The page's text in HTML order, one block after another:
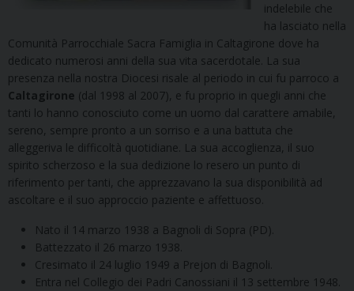
indelebile che
ha lasciato nella
Comunità Parrocchiale Sacra Famiglia in Caltagirone dove ha
dedicato numerosi anni della sua vita sacerdotale. La sua
presenza nella nostra Diocesi risale al periodo in cui fu parroco a
Caltagirone (dal 1998 al 2007), e fu proprio in quegli anni che
tanti lo hanno conosciuto come un uomo dal carattere amabile,
sereno, sempre pronto a un sorriso e a una battuta che
alleggeriva le difficoltà quotidiane. La sua accoglienza, il suo
spirito scherzoso e la sua dedizione lo resero un punto di
riferimento per tanti, che apprezzavano la sua disponibilità ad
ascoltare e il suo approccio paziente e affettuoso.
Nato il 14 marzo 1938 a Bagnoli di Sopra (PD).
Battezzato il 26 marzo 1938.
Cresimato il 24 luglio 1949 a Prejon di Bagnoli.
Entra nel Collegio dei Padri Canossiani il 13 settembre 1948.